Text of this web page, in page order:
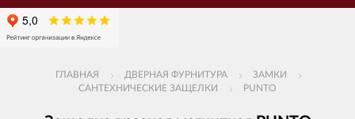
ГЛАВНАЯ ДВЕРНАЯ ФУРНИТУРА
ЗАМКИ
САНТЕХНИЧЕСКИЕ ЗАЩЕЛКИ
PUNTO